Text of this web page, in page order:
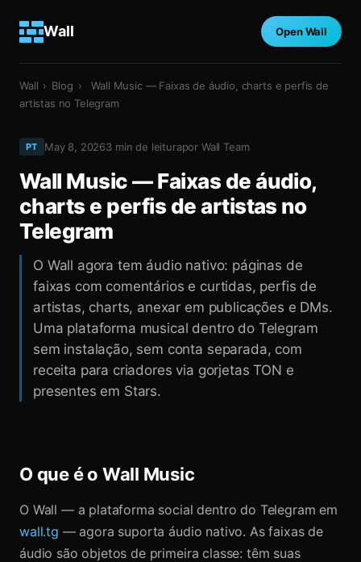
Wall Open Wall
Wall › Blog ›
Wall Music — Faixas de áudio, charts e perfis de
artistas no Telegram
PT May 8, 20263 min de leiturapor Wall Team
Wall Music — Faixas de áudio,
charts e perfis de artistas no
Telegram
O Wall agora tem áudio nativo: páginas de
faixas com comentários e curtidas, perfis de
artistas, charts, anexar em publicações e DMs.
Uma plataforma musical dentro do Telegram
sem instalação, sem conta separada, com
receita para criadores via gorjetas TON e
presentes em Stars.
O que é o Wall Music
O Wall — a plataforma social dentro do Telegram em
wall.tg — agora suporta áudio nativo. As faixas de
áudio são objetos de primeira classe: têm suas